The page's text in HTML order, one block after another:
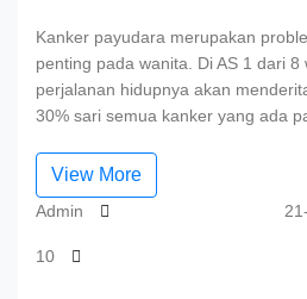
Admin
10
Kanker payudara merupakan
penting pada wanita. Di AS 1 dari
perjalanan hidupnya akan
30% sari semua kanker yang ada
View More